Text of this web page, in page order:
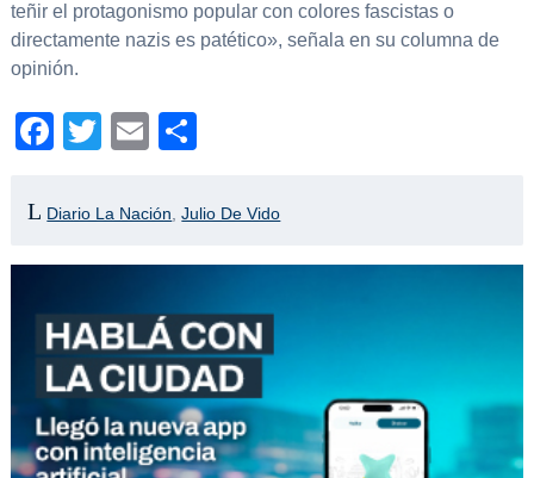
teñir el protagonismo popular con colores fascistas o
directamente nazis es patético», señala en su columna de
opinión.
Facebook
TwitterEmail
Diario La Nación ,Julio De Vido